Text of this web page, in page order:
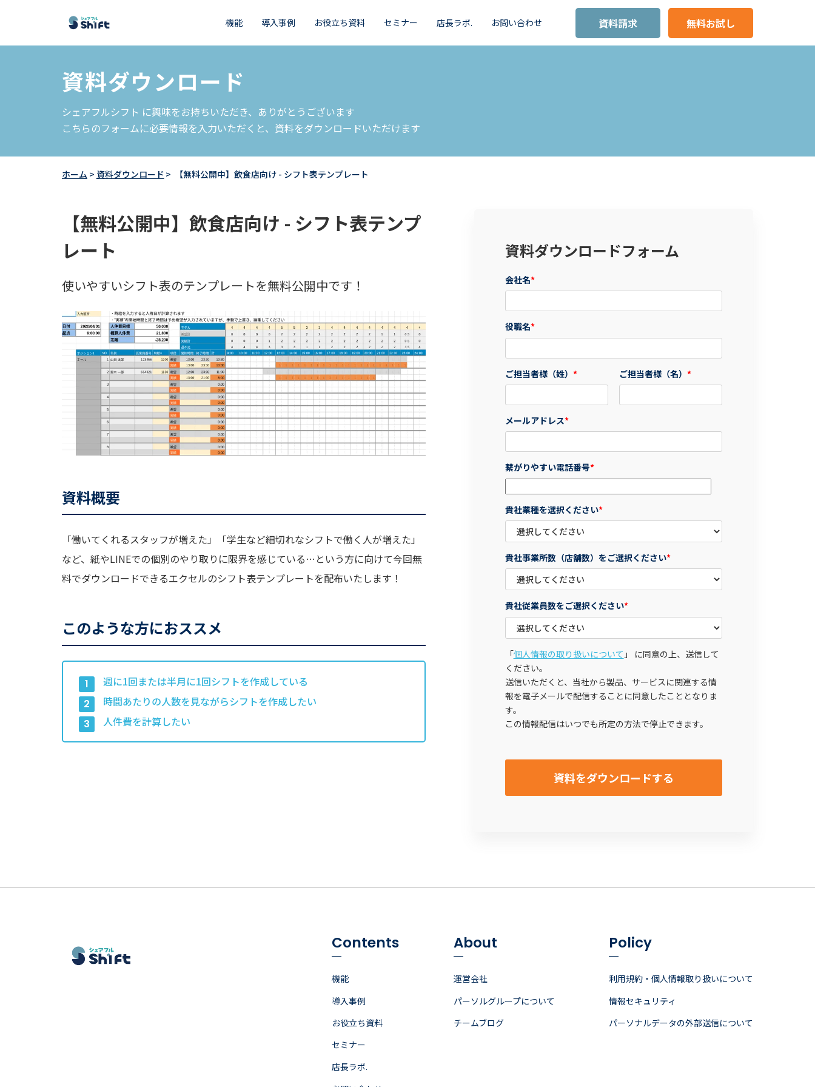
機能 導入事例 お役立ち資料 セミナー 店長ラボ. お問い合わせ 資料請求 無料お試し
資料ダウンロード
シェアフルシフト に興味をお持ちいただき、ありがとうございます
こちらのフォームに必要情報を入力いただくと、資料をダウンロードいただけます
ホーム 資料ダウンロード 【無料公開中】飲食店向け - シフト表テンプレート
【無料公開中】飲食店向け - シフト表テンプ
レート
使いやすいシフト表のテンプレートを無料公開中です！
資料概要
「働いてくれるスタッフが増えた」「学生など細切れなシフトで働く人が増えた」
など、紙やLINEでの個別のやり取りに限界を感じている…という方に向けて今回無
料でダウンロードできるエクセルのシフト表テンプレートを配布いたします！
このような方におススメ
週に1回または半月に1回シフトを作成している
時間あたりの人数を見ながらシフトを作成したい
人件費を計算したい
資料ダウンロードフォーム
会社名*
役職名*
ご担当者様（姓） * ご担当者様（名） *
メールアドレス*
繋がりやすい電話番号*
貴社業種を選択ください*
貴社事業所数（店舗数）をご選択ください*
貴社従業員数をご選択ください*
「個人情報の取り扱いについて 」 に同意の上、送信して
ください。
送信いただくと、当社から製品、サービスに関連する情
報を電子メールで配信することに同意したこととなりま
す。
この情報配信はいつでも所定の方法で停止できます。
Contents
機能
導入事例
お役立ち資料
セミナー
店長ラボ.
About
運営会社
パーソルグループについて
チームブログ
Policy
利用規約・個人情報取り扱いについて
情報セキュリティ
パーソナルデータの外部送信について